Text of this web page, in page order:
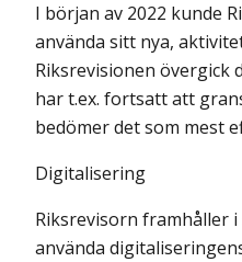
I början av 2022 kunde
använda sitt nya,
Riksrevisionen övergick
har t.ex. fortsatt att
bedömer det som mest
Digitalisering
Riksrevisorn framhåller
använda